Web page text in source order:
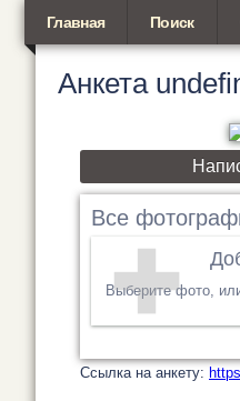
Главная Поиск
Анкета
Все
Выберите фото,
Cсылка на анкету: